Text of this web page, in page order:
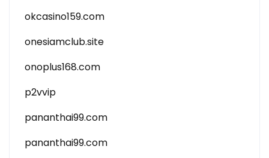
okcasino159.com
onesiamclub.site
onoplus168.com
p2vvip
pananthai99.com
pananthai99.com